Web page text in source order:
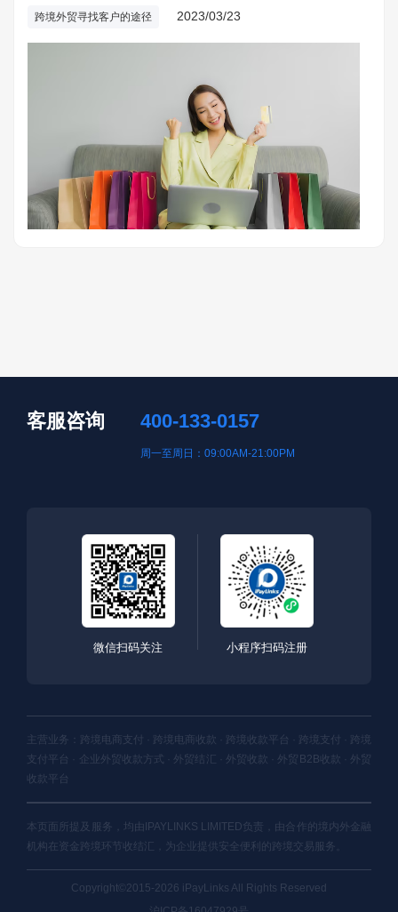
跨境外贸寻找客户的途径 2023/03/23
客服咨询 400-133-0157
周一至周日：09:00AM-21:00PM
微信扫码关注 小程序扫码注册
主营业务：跨境电商支付 · 跨境电商收款 · 跨境收款平台 · 跨境支付 · 跨境
支付平台 · 企业外贸收款方式 · 外贸结汇 · 外贸收款 · 外贸B2B收款 · 外贸
收款平台
本页面所提及服务，均由IPAYLINKS LIMITED负责，由合作的境内外金融
机构在资金跨境环节收结汇，为企业提供安全便利的跨境交易服务。
Copyright©2015-2026 iPayLinks All Rights Reserved